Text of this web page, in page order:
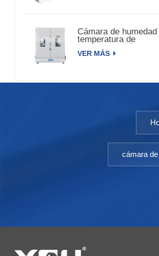
Cámara de
temperatura de
estabilidad médica
3000L XCH-3000SD
VER MÁS
cámara